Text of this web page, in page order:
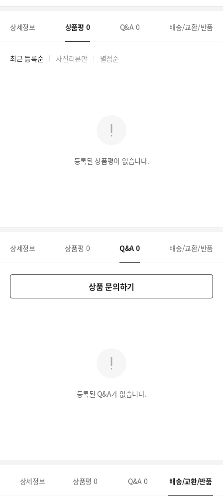
상세정보 상품평 0 Q&A 0 배송/교환/반품
최근 등록순 사진리뷰만 별점순
등록된 상품평이 없습니다.
상세정보 상품평 0 Q&A 0 배송/교환/반품
상품 문의하기
등록된 Q&A가 없습니다.
상세정보 상품평 0 Q&A 0 배송/교환/반품